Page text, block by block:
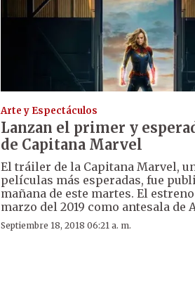
Arte y Espectáculos
Lanzan el primer y
de Capitana Marvel
El tráiler de la Capitana Marvel,
películas más esperadas, fue
mañana de este martes. El
marzo del 2019 como antesala de
Septiembre 18, 2018 06:21 a. m.